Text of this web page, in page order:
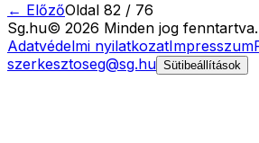
← ElőzőOldal 82 / 76
Sg.hu© 2026 Minden jog fenntartva.
Adatvédelmi nyilatkozatImpresszum
szerkesztoseg@sg.hu Sütibeállítások